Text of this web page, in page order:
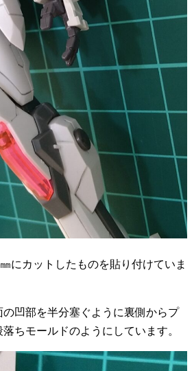
にカットしたものを貼り付けていま
凹部を半分塞ぐように裏側からプ
ちモールドのようにしています。